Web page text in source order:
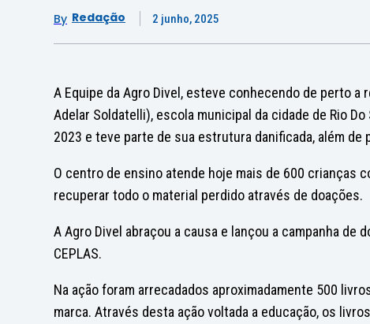
By Redação 2 junho, 2025
A Equipe da Agro Divel, esteve conhecendo de perto a
Adelar Soldatelli), escola municipal da cidade de Rio
2023 e teve parte de sua estrutura danificada, além
O centro de ensino atende hoje mais de 600 crianças
recuperar todo o material perdido através de doações.
A Agro Divel abraçou a causa e lançou a campanha
CEPLAS.
Na ação foram arrecadados aproximadamente 500
marca. Através desta ação voltada a educação, os